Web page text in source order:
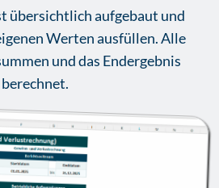
übersichtlich aufgebaut und
Werten ausfüllen. Alle
und das Endergebnis